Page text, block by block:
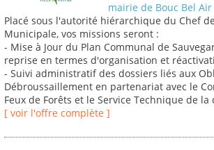
mairie de Bouc Bel Air
Placé sous l'autorité hiérarchique du Chef
Municipale, vos missions seront :
- Mise à Jour du Plan Communal de
reprise en termes d'organisation et
- Suivi administratif des dossiers liés aux
Débroussaillement en partenariat avec le
Feux de Forêts et le Service Technique de la
[ voir l'offre complète ]